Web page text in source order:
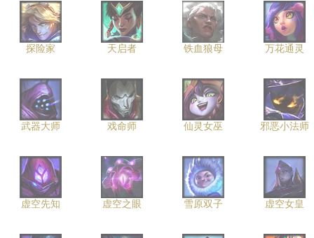
探险家 天启者 铁血狼母 万花通灵
武器大师 戏命师 仙灵女巫 邪恶小法师
虚空先知 虚空之眼 雪原双子 虚空女皇